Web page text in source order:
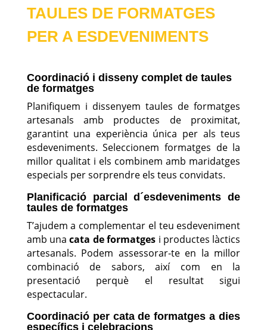
TAULES DE FORMATGES
PER A ESDEVENIMENTS
Coordinació i disseny complet de taules
de formatges
Planifiquem i dissenyem taules de formatges
artesanals amb productes de proximitat,
garantint una experiència única per als teus
esdeveniments. Seleccionem formatges de la
millor qualitat i els combinem amb maridatges
especials per sorprendre els teus convidats.
Planificació parcial d´esdeveniments de
taules de formatges
T’ajudem a complementar el teu esdeveniment
amb unacata deformatges i productes làctics
artesanals. Podem assessorar-te en la millor
combinació de sabors, així com en la
presentació perquè el resultat sigui
espectacular.
Coordinació per cata de formatges a dies
específics i celebracions